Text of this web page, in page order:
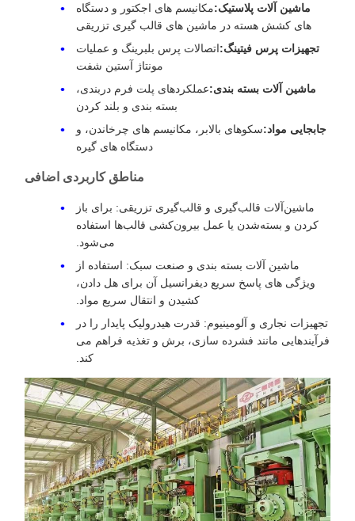
ماشین آلات پلاستیک:مکانیسم های اجکتور و دستگاه
های کشش هسته در ماشین های قالب گیری تزریقی
تجهیزات پرس فیتینگ:اتصالات پرس بلبرینگ و عملیات
مونتاژ آستین شفت
ماشین آلات بسته بندی: عملکردهای پلت فرم دربندی،
بسته بندی و بلند کردن
جابجایی مواد: سکوهای بالابر، مکانیسم های چرخاندن، و
دستگاه های گیره
مناطق کاربردی اضافی
ماشین‌آلات قالب‌گیری و قالب‌گیری تزریقی: برای باز
کردن و بسته‌شدن یا عمل بیرون‌کشی قالب‌ها استفاده
می‌شود.
ماشین آلات بسته بندی و صنعت سبک: استفاده از
ویژگی های پاسخ سریع دیفرانسیل آن برای هل دادن،
کشیدن و انتقال سریع مواد.
تجهیزات نجاری و آلومینیوم: قدرت هیدرولیک پایدار را در
فرآیندهایی مانند فشرده سازی، برش و تغذیه فراهم می